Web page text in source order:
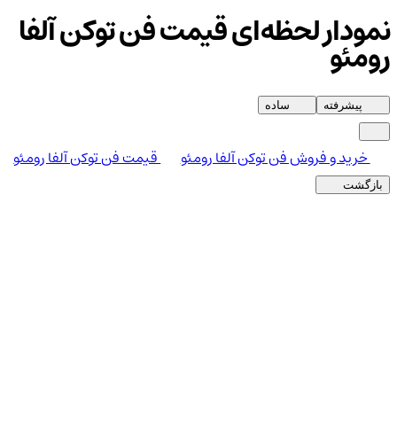
نمودار لحظه‌ای قیمت فن توکن آلفا
رومئو
پیشرفته ساده
خرید و فروش فن توکن آلفا رومئو قیمت فن توکن آلفا رومئو
بازگشت